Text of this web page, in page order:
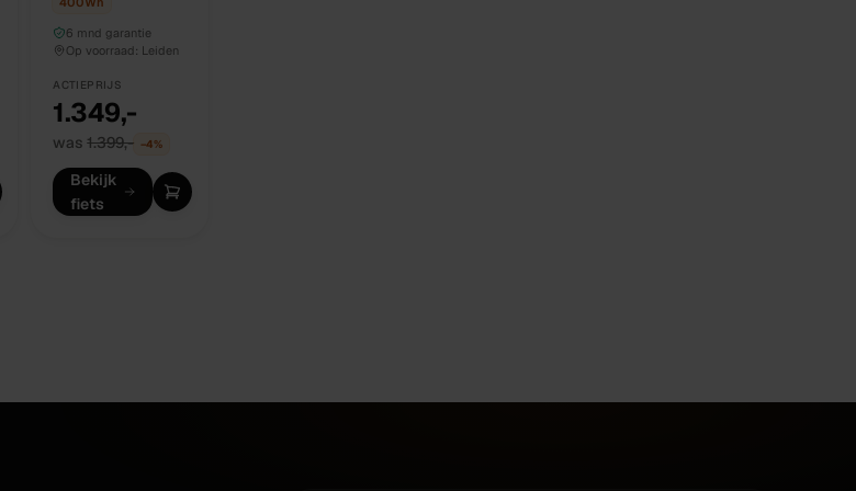
6 mnd garantie
Op voorraad: Leiden
ACTIEPRIJS
1.349,-
was1.399,- −4%
Bekijk
fiets